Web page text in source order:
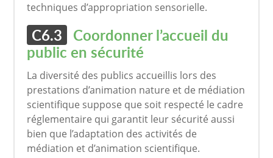
techniques d’appropriation sensorielle.
C6.3
Coordonner l’accueil du
public en sécurité
La diversité des publics accueillis lors des
prestations d’animation nature et de médiation
scientifique suppose que soit respecté le cadre
réglementaire qui garantit leur sécurité aussi
bien que l’adaptation des activités de
médiation et d’animation scientifique.